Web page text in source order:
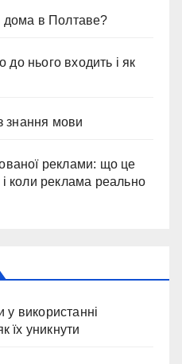
дома в Полтаве?
нього входить і як
знання мови
реклами: що це
коли реклама реально
використанні
їх уникнути